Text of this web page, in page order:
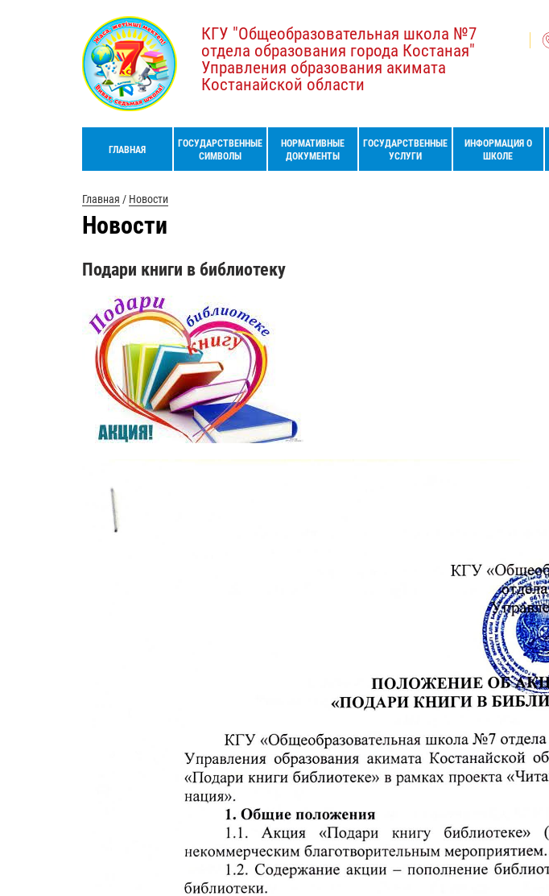
КГУ "Общеобразовательная школа №7
отдела образования города Костаная"
Управления образования акимата
Костанайской области
ГЛАВНАЯ
ГОСУДАРСТВЕННЫЕ
СИМВОЛЫ
НОРМАТИВНЫЕ
ДОКУМЕНТЫ
ГОСУДАРСТВЕННЫЕ
УСЛУГИ
ИНФОРМАЦИЯ О
ШКОЛЕ
Главная / Новости
Новости
Подари книги в библиотеку